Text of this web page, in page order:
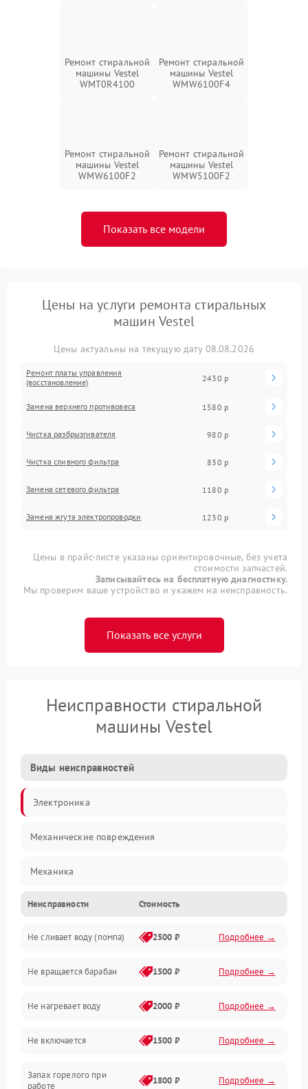
Ремонт стиральной
машины Vestel
WMT0R4100
Ремонт стиральной
машины Vestel
WMW6100F4
Ремонт стиральной
машины Vestel
WMW6100F2
Ремонт стиральной
машины Vestel
WMW5100F2
Показать все модели
Цены на услуги ремонта стиральных
машин Vestel
Цены актуальны на текущую дату 08.08.2026
Ремонт платы управления
(восстановление)
2430 р
Замена верхнего противовеса 1580 р
Чистка разбрызгивателя 980 р
Чистка сливного фильтра 830 р
Замена сетевого фильтра 1180 р
Замена жгута электропроводки 1230 р
Цены в прайс-листе указаны ориентировочные, без учета
стоимости запчастей.
Записывайтесь на бесплатную диагностику.
Мы проверим ваше устройство и укажем на неисправность.
Показать все услуги
Неисправности стиральной
машины Vestel
Виды неисправностей
Электроника
Механические повреждения
Механика
Электропитание
Водоснабжение
Слив
Программное обеспечение
Неисправности Стоимость
Не сливает воду (помпа) 2500 ₽ Подробнее →
Не вращается барабан 1500 ₽ Подробнее →
Не нагревает воду 2000 ₽ Подробнее →
Не включается 1500 ₽ Подробнее →
Запах горелого при
работе
1800 ₽ Подробнее →